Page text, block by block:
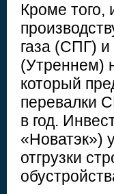
Кроме того,
газа (СПГ) и
(Утреннем)
который
перевалки
в год.
«Новатэк»)
отгрузки